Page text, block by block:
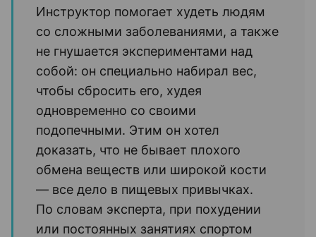
Инструктор помогает худеть людям
со сложными заболеваниями, а также
не гнушается экспериментами над
собой: он специально набирал вес,
чтобы сбросить его, худея
одновременно со своими
подопечными. Этим он хотел
доказать, что не бывает плохого
обмена веществ или широкой кости
— все дело в пищевых привычках.
По словам эксперта, при похудении
или постоянных занятиях спортом